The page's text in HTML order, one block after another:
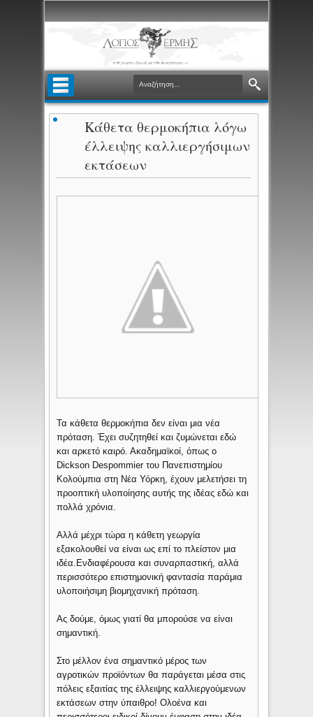
Κάθετα θερμοκήπια λόγω
έλλειψης καλλιεργήσιμων
εκτάσεων
Τα κάθετα θερμοκήπια δεν είναι μια νέα
πρόταση. Έχει συζητηθεί και ζυμώνεται εδώ
και αρκετό καιρό. Ακαδημαϊκοί, όπως ο
Dickson Despommier του Πανεπιστημίου
Κολούμπια στη Νέα Υόρκη, έχουν μελετήσει τη
προοπτική υλοποίησης αυτής της ιδέας εδώ και
πολλά χρόνια.
Αλλά μέχρι τώρα η κάθετη γεωργία
εξακολουθεί να είναι ως επί το πλείστον μια
ιδέα.Ενδιαφέρουσα και συναρπαστική, αλλά
περισσότερο επιστημονική φαντασία παράμια
υλοποιήσιμη βιομηχανική πρόταση.
Ας δούμε, όμως γιατί θα μπορούσε να είναι
σημαντική.
Στο μέλλον ένα σημαντικό μέρος των
αγροτικών προϊόντων θα παράγεται μέσα στις
πόλεις εξαιτίας της έλλειψης καλλιεργούμενων
εκτάσεων στην ύπαιθρο! Ολοένα και